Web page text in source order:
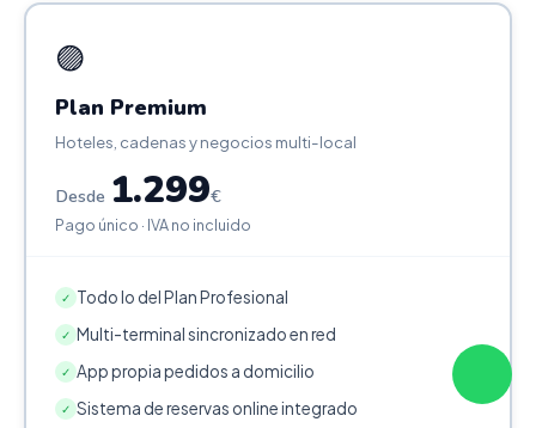
🟣
Plan Premium
Hoteles, cadenas y negocios multi-local
Desde 1.299€
Pago único · IVA no incluido
✓ Todo lo del Plan Profesional
✓ Multi-terminal sincronizado en red
✓ App propia pedidos a domicilio
✓ Sistema de reservas online integrado